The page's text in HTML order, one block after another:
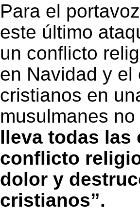
Para el
este último
un conflicto
en Navidad y
cristianos en
musulmanes
lleva todas las
conflicto
dolor y
cristianos”.